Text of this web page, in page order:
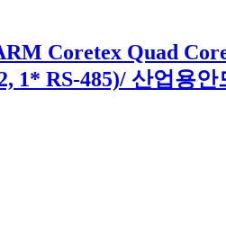
Coretex Quad
1* RS-485)/ 산업용